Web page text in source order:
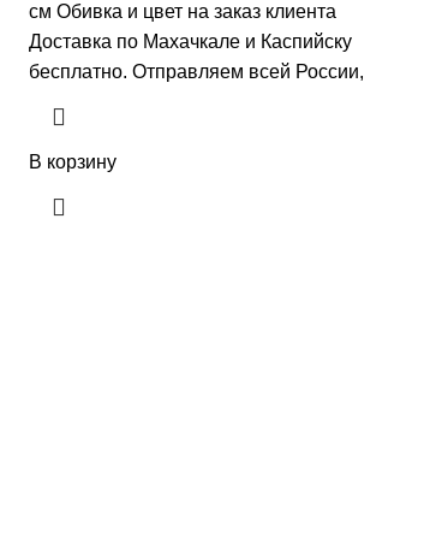
см Обивка и цвет на заказ клиента
Доставка по Махачкале и Каспийску
бесплатно. Отправляем всей России,
В корзину